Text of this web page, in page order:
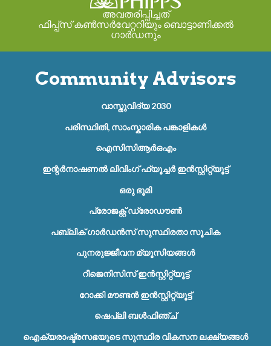
അവതരിപ്പിച്ചത്
ഫിപ്പ്സ് കൺസർവേറ്ററിയും ബൊട്ടാണിക്കൽ
ഗാർഡനും
Community Advisors
വാസ്തുവിദ്യ 2030
പരിസ്ഥിതി, സാംസ്കാരിക പങ്കാളികൾ
ഐസിസിആർഒഎം
ഇന്റർനാഷണൽ ലിവിംഗ് ഫ്യൂച്ചർ ഇൻസ്റ്റിറ്റ്യൂട്ട്
ഒരു ഭൂമി
പ്രോജക്റ്റ് ഡ്രോഡൗൺ
പബ്ലിക് ഗാർഡൻസ് സുസ്ഥിരതാ സൂചിക
പുനരുജ്ജീവന മ്യൂസിയങ്ങൾ
റീജെനിസിസ് ഇൻസ്റ്റിറ്റ്യൂട്ട്
റോക്കി മൗണ്ടൻ ഇൻസ്റ്റിറ്റ്യൂട്ട്
ഷെപ്ലി ബൾഫിഞ്ച്
ഐക്യരാഷ്ട്രസഭയുടെ സുസ്ഥിര വികസന ലക്ഷ്യങ്ങൾ